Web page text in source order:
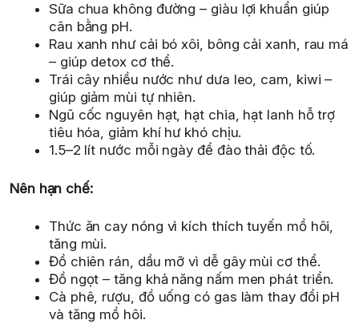
Sữa chua không đường – giàu lợi khuẩn giúp
cân bằng pH.
Rau xanh như cải bó xôi, bông cải xanh, rau má
– giúp detox cơ thể.
Trái cây nhiều nước như dưa leo, cam, kiwi –
giúp giảm mùi tự nhiên.
Ngũ cốc nguyên hạt, hạt chia, hạt lanh hỗ trợ
tiêu hóa, giảm khí hư khó chịu.
1.5–2 lít nước mỗi ngày để đào thải độc tố.
Nên hạn chế:
Thức ăn cay nóng vì kích thích tuyến mồ hôi,
tăng mùi.
Đồ chiên rán, dầu mỡ vì dễ gây mùi cơ thể.
Đồ ngọt – tăng khả năng nấm men phát triển.
Cà phê, rượu, đồ uống có gas làm thay đổi pH
và tăng mồ hôi.